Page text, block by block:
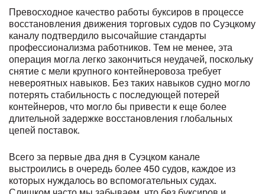
Превосходное качество работы буксиров в процессе
восстановления движения торговых судов по Суэцкому
каналу подтвердило высочайшие стандарты
профессионализма работников. Тем не менее, эта
операция могла легко закончиться неудачей, поскольку
снятие с мели крупного контейнеровоза требует
невероятных навыков. Без таких навыков судно могло
потерять стабильность с последующей потерей
контейнеров, что могло бы привести к еще более
длительной задержке восстановления глобальных
цепей поставок.
Всего за первые два дня в Суэцком канале
выстроились в очередь более 450 судов, каждое из
которых нуждалось во вспомогательных судах.